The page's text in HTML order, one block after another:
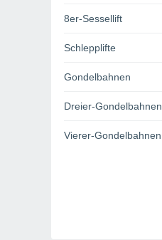
8er-Sessellift
Schlepplifte
Gondelbahnen
Dreier-Gondelbahnen
Vierer-Gondelbahnen